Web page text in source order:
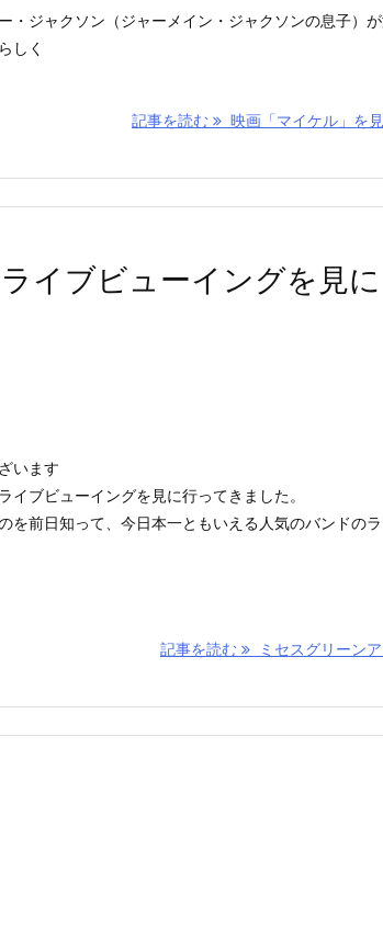
・ジャクソン（ジャーメイン・ジャクソンの息子）
しく
記事を読む 映画「マイケル」を
イブビューイングを見に
います
イブビューイングを見に行ってきました。
を前日知って、今日本一ともいえる人気のバンドのラ
記事を読む ミセスグリーン